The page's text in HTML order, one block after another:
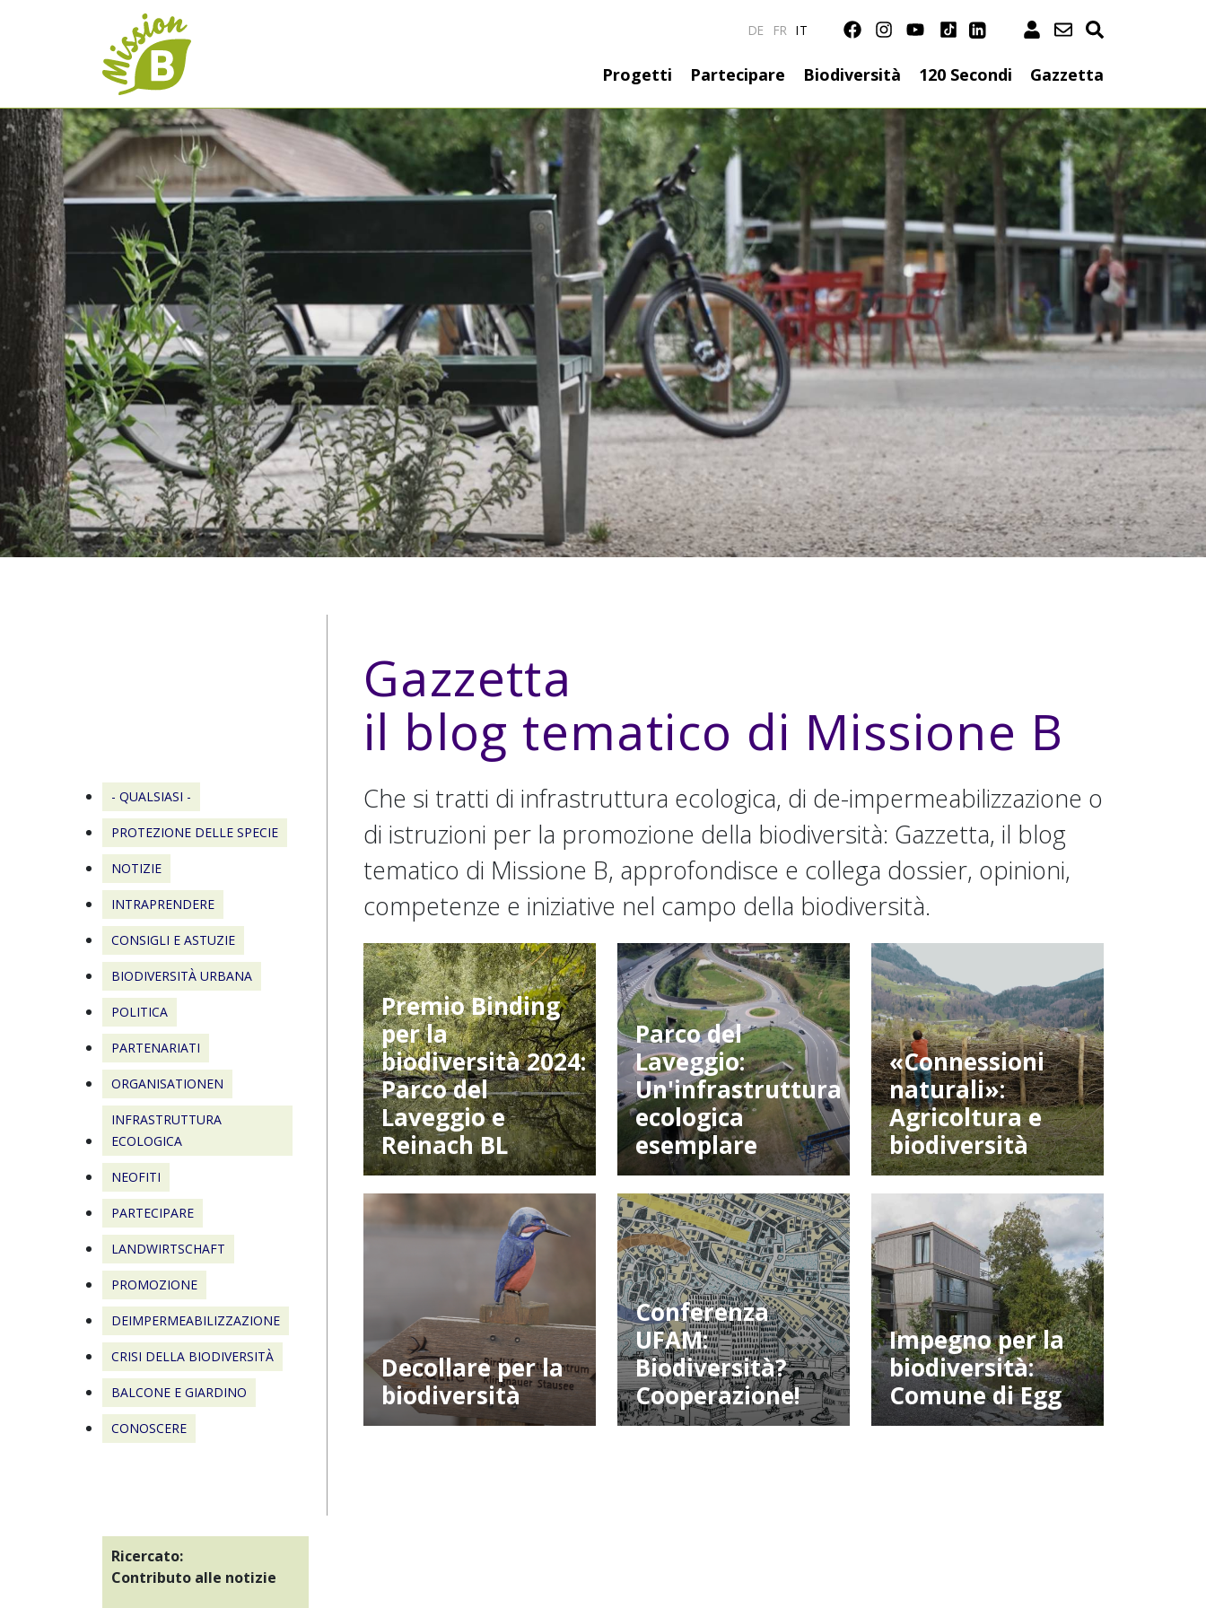
DE FR IT
Hauptnavigation
Progetti Partecipare Biodiversità 120 Secondi Gazzetta
- QUALSIASI -
PROTEZIONE DELLE SPECIE
NOTIZIE
INTRAPRENDERE
CONSIGLI E ASTUZIE
BIODIVERSITÀ URBANA
POLITICA
PARTENARIATI
ORGANISATIONEN
INFRASTRUTTURA
ECOLOGICA
NEOFITI
PARTECIPARE
LANDWIRTSCHAFT
PROMOZIONE
DEIMPERMEABILIZZAZIONE
CRISI DELLA BIODIVERSITÀ
BALCONE E GIARDINO
CONOSCERE
Ricercato:
Contributo alle notizie
Gazzetta
il blog tematico di Missione B
Che si tratti di infrastruttura ecologica, di de-impermeabilizzazione o
di istruzioni per la promozione della biodiversità: Gazzetta, il blog
tematico di Missione B, approfondisce e collega dossier, opinioni,
competenze e iniziative nel campo della biodiversità.
Premio Binding
per la
biodiversità 2024:
Parco del
Laveggio e
Reinach BL
Parco del
Laveggio:
Un'infrastruttura
ecologica
esemplare
«Connessioni
naturali»:
Agricoltura e
biodiversità
Decollare per la
biodiversità
Conferenza
UFAM:
Biodiversità?
Cooperazione!
Impegno per la
biodiversità:
Comune di Egg